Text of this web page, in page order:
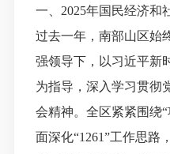
一、 2025年国民经济和
过去一年，南部山区始
强领导下，以习近平新
为指导，深入学习贯彻
会精神。全区紧紧围绕
面深化“1261”工作思路